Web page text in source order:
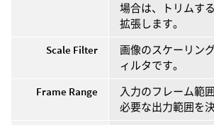
場合は、トリムす
拡張します。
Scale Filter
画像のスケーリン
ィルタです。
Frame Range
入力のフレーム範
必要な出力範囲を